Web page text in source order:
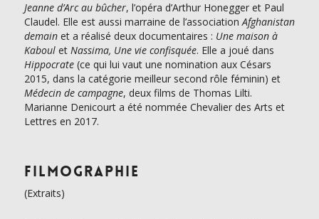
Jeanne d’Arc au bûcher, l’opéra d’Arthur Honegger et Paul
Claudel. Elle est aussi marraine de l’associationAfghanistan
demainet a réalisé deux documentaires : Une maison à
Kaboulet Nassima, Une vie confisquée. Elle a joué dans
Hippocrate(ce qui lui vaut une nomination aux Césars
2015, dans la catégorie meilleur second rôle féminin) et
Médecin de campagne, deux films de Thomas Lilti.
Marianne Denicourt a été nommée Chevalier des Arts et
Lettres en 2017.
Filmographie
(Extraits)